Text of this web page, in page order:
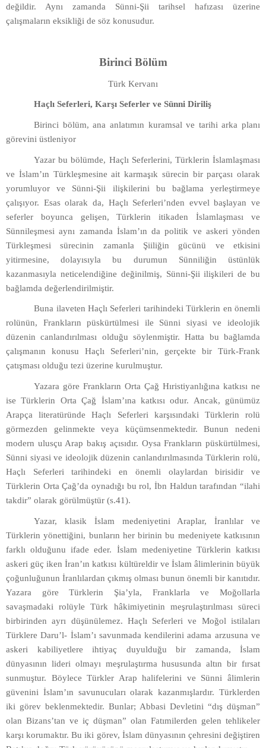
değildir. Aynı zamanda Sünni-Şii tarihsel hafızası üzerine
çalışmaların eksikliği de söz konusudur.
Birinci Bölüm
Türk Kervanı
Haçlı Seferleri, Karşı Seferler ve Sünni Diriliş
Birinci bölüm, ana anlatımın kuramsal ve tarihi arka planı
görevini üstleniyor
Yazar bu bölümde, Haçlı Seferlerini, Türklerin İslamlaşması
ve İslam’ın Türkleşmesine ait karmaşık sürecin bir parçası olarak
yorumluyor ve Sünni-Şii ilişkilerini bu bağlama yerleştirmeye
çalışıyor. Esas olarak da, Haçlı Seferleri’nden evvel başlayan ve
seferler boyunca gelişen, Türklerin itikaden İslamlaşması ve
Sünnileşmesi aynı zamanda İslam’ın da politik ve askeri yönden
Türkleşmesi sürecinin zamanla Şiiliğin gücünü ve etkisini
yitirmesine, dolayısıyla bu durumun Sünniliğin üstünlük
kazanmasıyla neticelendiğine değinilmiş, Sünni-Şii ilişkileri de bu
bağlamda değerlendirilmiştir.
Buna ilaveten Haçlı Seferleri tarihindeki Türklerin en önemli
rolünün, Frankların püskürtülmesi ile Sünni siyasi ve ideolojik
düzenin canlandırılması olduğu söylenmiştir. Hatta bu bağlamda
çalışmanın konusu Haçlı Seferleri’nin, gerçekte bir Türk-Frank
çatışması olduğu tezi üzerine kurulmuştur.
Yazara göre Frankların Orta Çağ Hıristiyanlığına katkısı ne
ise Türklerin Orta Çağ İslam’ına katkısı odur. Ancak, günümüz
Arapça literatüründe Haçlı Seferleri karşısındaki Türklerin rolü
görmezden gelinmekte veya küçümsenmektedir. Bunun nedeni
modern ulusçu Arap bakış açısıdır. Oysa Frankların püskürtülmesi,
Sünni siyasi ve ideolojik düzenin canlandırılmasında Türklerin rolü,
Haçlı Seferleri tarihindeki en önemli olaylardan birisidir ve
Türklerin Orta Çağ’da oynadığı bu rol, İbn Haldun tarafından “ilahi
takdir” olarak görülmüştür (s.41).
Yazar, klasik İslam medeniyetini Araplar, İranlılar ve
Türklerin yönettiğini, bunların her birinin bu medeniyete katkısının
farklı olduğunu ifade eder. İslam medeniyetine Türklerin katkısı
askeri güç iken İran’ın katkısı kültüreldir ve İslam âlimlerinin büyük
çoğunluğunun İranlılardan çıkmış olması bunun önemli bir kanıtıdır.
Yazara göre Türklerin Şia’yla, Franklarla ve Moğollarla
savaşmadaki rolüyle Türk hâkimiyetinin meşrulaştırılması süreci
birbirinden ayrı düşünülemez. Haçlı Seferleri ve Moğol istilaları
Türklere Daru’l- İslam’ı savunmada kendilerini adama arzusuna ve
askeri kabiliyetlere ihtiyaç duyulduğu bir zamanda, İslam
dünyasının lideri olmayı meşrulaştırma hususunda altın bir fırsat
sunmuştur. Böylece Türkler Arap halifelerini ve Sünni âlimlerin
güvenini İslam’ın savunucuları olarak kazanmışlardır. Türklerden
iki görev beklenmektedir. Bunlar; Abbasi Devletini “dış düşman”
olan Bizans’tan ve iç düşman” olan Fatımilerden gelen tehlikeler
karşı korumaktır. Bu iki görev, İslam dünyasının çehresini değiştiren